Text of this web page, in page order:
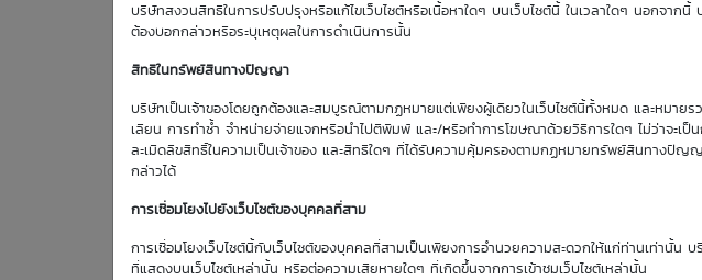
บริษัทสงวนสิทธิในการปรับปรุงหรือแก้ไขเว็บไซต์หรือเนื้อหาใดๆ บนเว็บไซต์นี้ ในเวลาใดๆ นอกจาก
ต้องบอกกล่าวหรือระบุเหตุผลในการดำเนินการนั้น
สิทธิในทรัพย์สินทางปัญญา
บริษัทเป็นเจ้าของโดยถูกต้องและสมบูรณ์ตามกฏหมายแต่เพียงผู้เดียวในเว็บไซต์นี้ทั้งหมด และหมาย
เลียน การทำซ้ำ จำหน่ายจ่ายแจกหรือนำไปตีพิมพ์ และ/หรือทำการโฆษณาด้วยวิธีการใดๆ ไม่ว่าจะ
ละเมิดลิขสิทธิ์ในความเป็นเจ้าของ และสิทธิใดๆ ที่ได้รับความคุ้มครองตามกฏหมายทรัพย์สินทางปั
กล่าวได้
การเชื่อมโยงไปยังเว็บไซต์ของบุคคลที่สาม
การเชื่อมโยงเว็บไซต์นี้กับเว็บไซต์ของบุคคลที่สามเป็นเพียงการอำนวยความสะดวกให้แก่ท่านเท่านั้
ที่แสดงบนเว็บไซต์เหล่านั้น หรือต่อความเสียหายใดๆ ที่เกิดขึ้นจากการเข้าชมเว็บไซต์เหล่านั้น
4.69
ตารางเสนอซื้อคืนเบื้องต้นของ DW01*
ราคาเสนอซื้อคื